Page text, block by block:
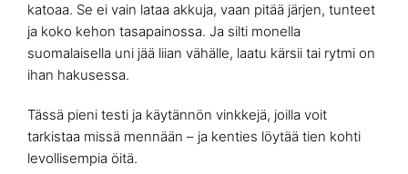
katoaa. Se ei vain lataa akkuja, vaan pitää järjen, tunteet
ja koko kehon tasapainossa. Ja silti monella
suomalaisella uni jää liian vähälle, laatu kärsii tai rytmi on
ihan hakusessa.
Tässä pieni testi ja käytännön vinkkejä, joilla voit
tarkistaa missä mennään – ja kenties löytää tien kohti
levollisempia öitä.